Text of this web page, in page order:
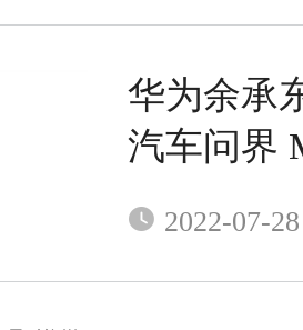
华为余承
汽车问界
式发布，
2022-07-28